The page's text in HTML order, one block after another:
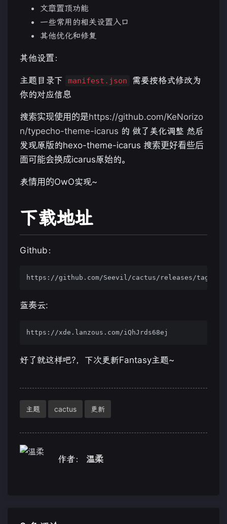
文章置顶功能
一些常用的相关设置入口
其他优化和修复
其他设置：
主题目录下 manifest.json
需要按格式修改为
你的对应信息
搜索实现使用的是https://github.com/KeNorizo
n/typecho-theme-icarus 的 做了美化调整 然后
发现原版的hexo-theme-icarus 搜索更好看些后
面可能会换成icarus原始的。
表情用的OwO实现~
下载地址
Github：
蓝奏云:
好了就这样吧?，下次更新Fantasy主题~
主题 cactus 更新
作者： 温柔